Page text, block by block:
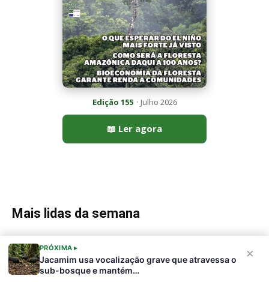
×
PRÓXIMA ▸
Jacamim usa vocalização grave que atravessa o
sub-bosque e mantém…
Mais lidas da semana
Peixe-lua emerge horizontalmente na superfície oceânica para
permitir que aves marinhas removam ectoparasitas